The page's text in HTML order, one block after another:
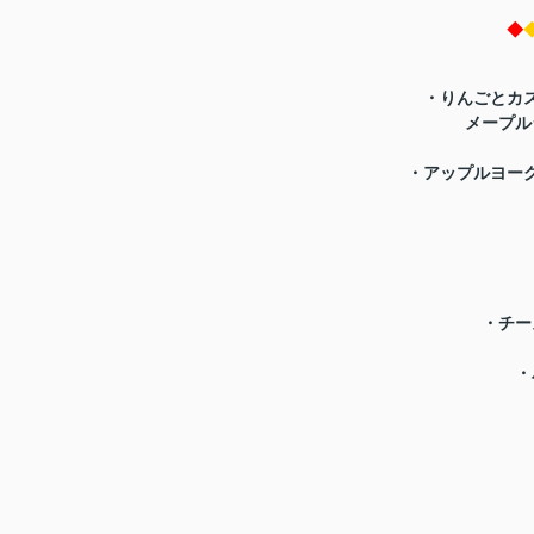
◆
・ りんごとカ
メープ
・ アップルヨー
・ チ
・